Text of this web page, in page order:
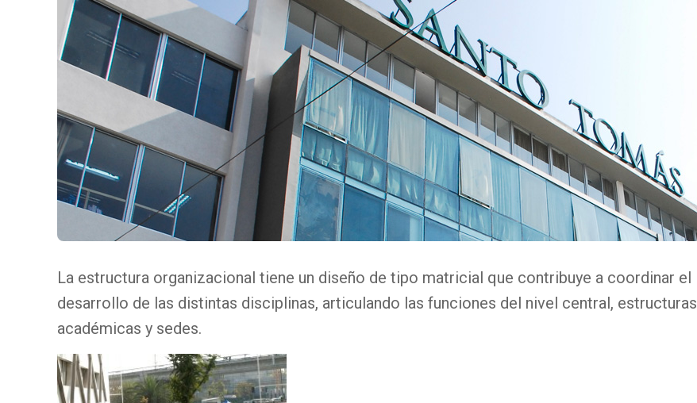
La estructura organizacional tiene un diseño de tipo matricial que contribuye a coordinar el
desarrollo de las distintas disciplinas, articulando las funciones del nivel central, estructuras
académicas y sedes.